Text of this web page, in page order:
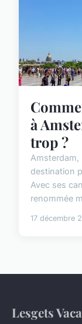
à
trop ?
Amsterdam,
destination
Avec ses
renommée
17 décembre
Lesgets